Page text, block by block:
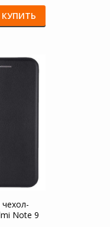
КУПИТЬ
Note 9